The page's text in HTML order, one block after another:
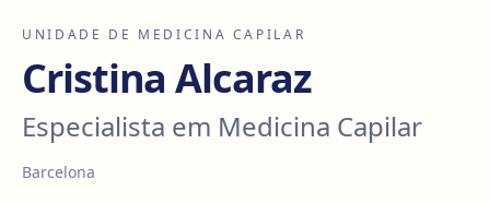
UNIDADE DE MEDICINA CAPILAR
Cristina Alcaraz
Especialista em Medicina Capilar
Barcelona